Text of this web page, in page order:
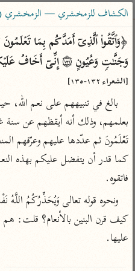
ساهم معنا في نشر
بحث تفسير علوم
characters for results.
Type 1 or more
characters for results.
أمّهات
تفسير الطبري
تفسير ابن كثير
تفسير القرطبي
تفسير البغوي
عامّة
فتح
فتح
تفسير
الكشاف للزمخشري — الزمخشري (٥٣٨
وَجَنَّـٰتࣲ وَعُیُونٍ ۝١٣٤ إِنِّیۤ أَخَافُ عَلَیۡكُمۡ عَذَابَ یَوۡمٍ عَظِیمࣲ ۝١٣٥﴾
[الشعراء ١٣٢-١٣٥]
بعلمهم، وذلك أنه أيقظهم عن سنة
فاتقوه.
عليها.